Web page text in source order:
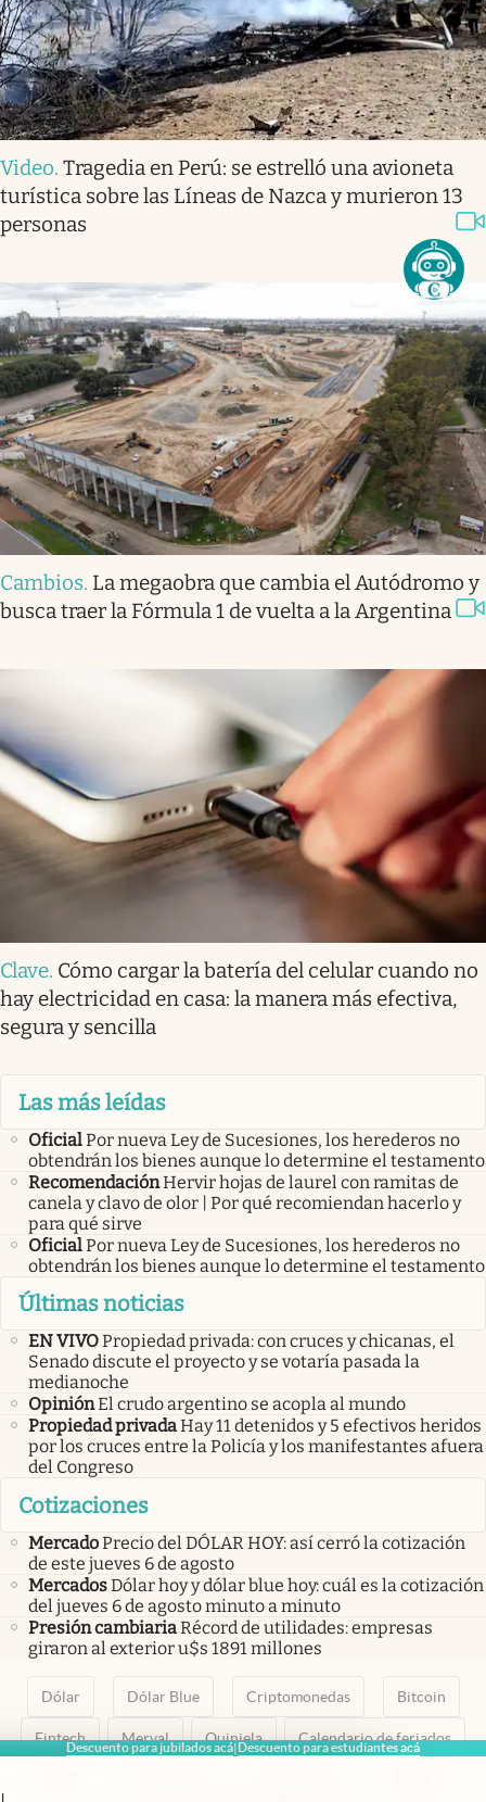
Descuento para jubilados acá|Descuento para estudiantes acá
Video. Tragedia en Perú: se estrelló una avioneta
turística sobre las Líneas de Nazca y murieron 13
personas
Cambios. La megaobra que cambia el Autódromo y
busca traer la Fórmula 1 de vuelta a la Argentina
Clave. Cómo cargar la batería del celular cuando no
hay electricidad en casa: la manera más efectiva,
segura y sencilla
Las más leídas
OficialPor nueva Ley de Sucesiones, los herederos no
obtendrán los bienes aunque lo determine el testamento
RecomendaciónHervir hojas de laurel con ramitas de
canela y clavo de olor | Por qué recomiendan hacerlo y
para qué sirve
OficialPor nueva Ley de Sucesiones, los herederos no
obtendrán los bienes aunque lo determine el testamento
Últimas noticias
EN VIVOPropiedad privada: con cruces y chicanas, el
Senado discute el proyecto y se votaría pasada la
medianoche
OpiniónEl crudo argentino se acopla al mundo
Propiedad privadaHay 11 detenidos y 5 efectivos heridos
por los cruces entre la Policía y los manifestantes afuera
del Congreso
Cotizaciones
MercadoPrecio del DÓLAR HOY: así cerró la cotización
de este jueves 6 de agosto
MercadosDólar hoy y dólar blue hoy: cuál es la cotización
del jueves 6 de agosto minuto a minuto
Presión cambiariaRécord de utilidades: empresas
giraron al exterior u$s 1891 millones
Dólar Dólar Blue Criptomonedas Bitcoin
Fintech Merval Quiniela Calendario de feriados